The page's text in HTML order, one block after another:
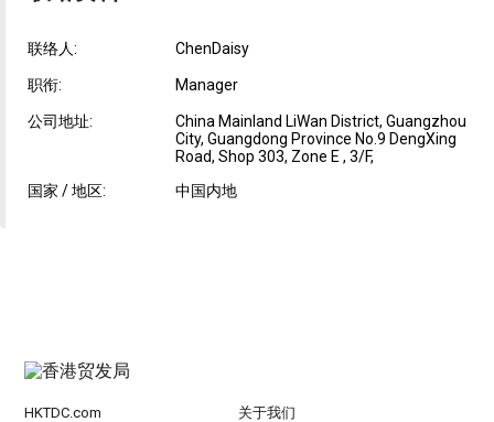
联络人: ChenDaisy
职衔: Manager
公司地址:
China Mainland LiWan District, Guangzhou
City, Guangdong Province No.9 DengXing
Road, Shop 303, Zone E , 3/F,
国家 / 地区:
中国内地
HKTDC.com 关于我们